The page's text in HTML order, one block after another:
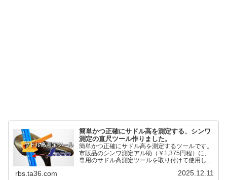
簡単かつ正確にサドル高を測定する、シンワ
測定の直尺ツール作りました。
簡単かつ正確にサドル高を測定するツールです。
市販品のシンワ測定アル助（￥1,375円程）に、
専用のサドル高測定ツールを取り付けて使用しま
るようになりました。シンワ測定(Shinwa
rbs.ta36.com 2025.12.11